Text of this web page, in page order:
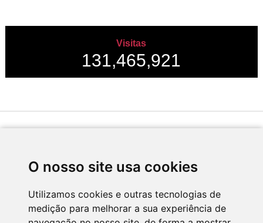
O nosso site usa cookies
Utilizamos cookies e outras tecnologias de
medição para melhorar a sua experiência de
Visitas
131,465,921